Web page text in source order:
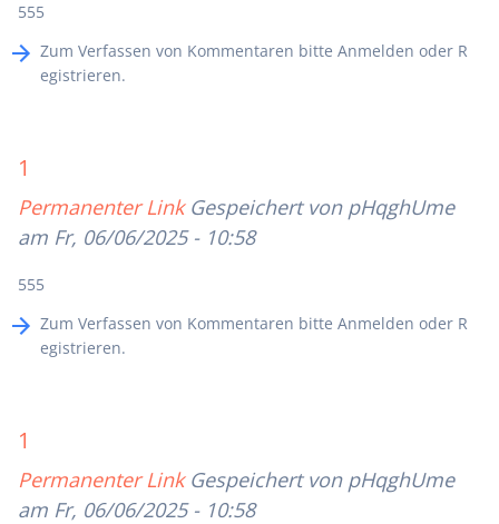
555
Zum Verfassen von Kommentaren bitte Anmelden oder R
egistrieren.
1
Permanenter Link Gespeichert von pHqghUme
am Fr, 06/06/2025 - 10:58
555
Zum Verfassen von Kommentaren bitte Anmelden oder R
egistrieren.
1
Permanenter Link Gespeichert von pHqghUme
am Fr, 06/06/2025 - 10:58